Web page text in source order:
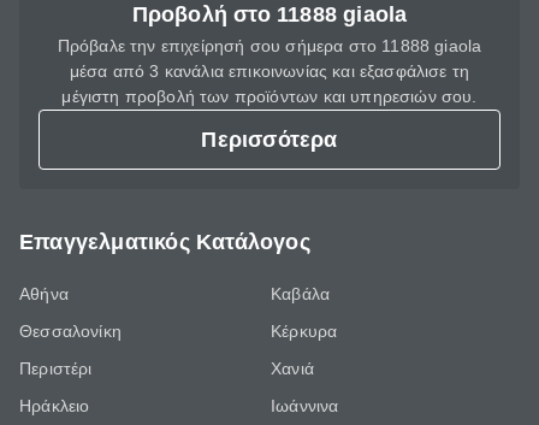
Προβολή στο 11888 giaola
Πρόβαλε την επιχείρησή σου σήμερα στο 11888 giaola
μέσα από 3 κανάλια επικοινωνίας και εξασφάλισε τη
μέγιστη προβολή των προϊόντων και υπηρεσιών σου.
Περισσότερα
Επαγγελματικός Κατάλογος
Αθήνα
Θεσσαλονίκη
Περιστέρι
Ηράκλειο
Καβάλα
Κέρκυρα
Χανιά
Ιωάννινα